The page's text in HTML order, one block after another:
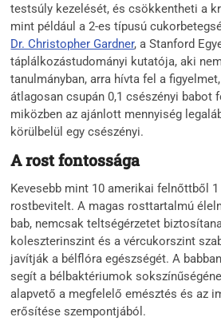
testsúly kezelését, és csökkentheti a
mint például a 2-es típusú
Dr. Christopher Gardner, a Stanford
táplálkozástudományi kutatója, aki
tanulmányban, arra hívta fel a
átlagosan csupán 0,1 csészényi babot
miközben az ajánlott mennyiség
körülbelül egy csészényi.
A rost fontossága
Kevesebb mint 10 amerikai felnőttből
rostbevitelt. A magas rosttartalmú
bab, nemcsak teltségérzetet
koleszterinszint és a vércukorszint
javítják a bélflóra egészségét. A
segít a bélbaktériumok
alapvető a megfelelő emésztés és az
erősítése szempontjából.